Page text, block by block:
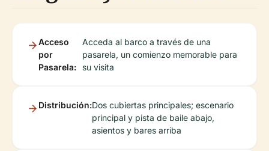
Acceso
por
Pasarela:
Acceda al barco a través de una
pasarela, un comienzo memorable para
su visita
Distribución:Dos cubiertas principales; escenario
principal y pista de baile abajo,
asientos y bares arriba